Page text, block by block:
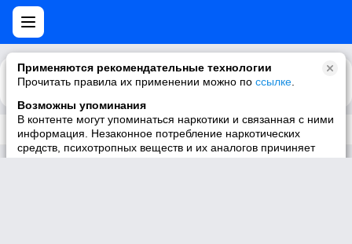
Применяются рекомендательные технологии
Прочитать правила их применении можно по ссылке
Возможны упоминания
В контенте могут упоминаться наркотики и связанная с ними
информация. Незаконное потребление наркотических
средств, психотропных веществ и их аналогов причиняет
Каталог Рекомендации
Трек не существует